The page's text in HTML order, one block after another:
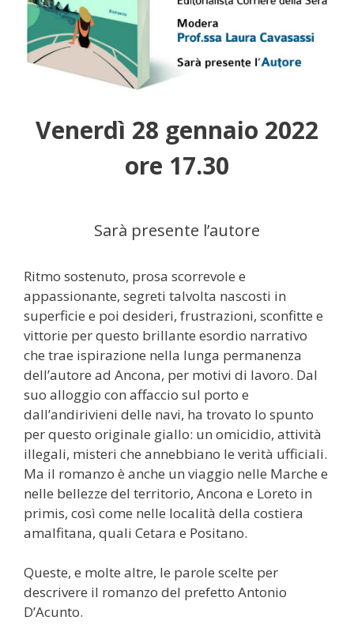
Venerdì 28 gennaio 2022
ore 17.30
Sarà presente l’autore
Ritmo sostenuto, prosa scorrevole e
appassionante, segreti talvolta nascosti in
superficie e poi desideri, frustrazioni, sconfitte e
vittorie per questo brillante esordio narrativo
che trae ispirazione nella lunga permanenza
dell’autore ad Ancona, per motivi di lavoro. Dal
suo alloggio con affaccio sul porto e
dall’andirivieni delle navi, ha trovato lo spunto
per questo originale giallo: un omicidio, attività
illegali, misteri che annebbiano le verità ufficiali.
Ma il romanzo è anche un viaggio nelle Marche e
nelle bellezze del territorio, Ancona e Loreto in
primis, così come nelle località della costiera
amalfitana, quali Cetara e Positano.
Queste, e molte altre, le parole scelte per
descrivere il romanzo del prefetto Antonio
D’Acunto.